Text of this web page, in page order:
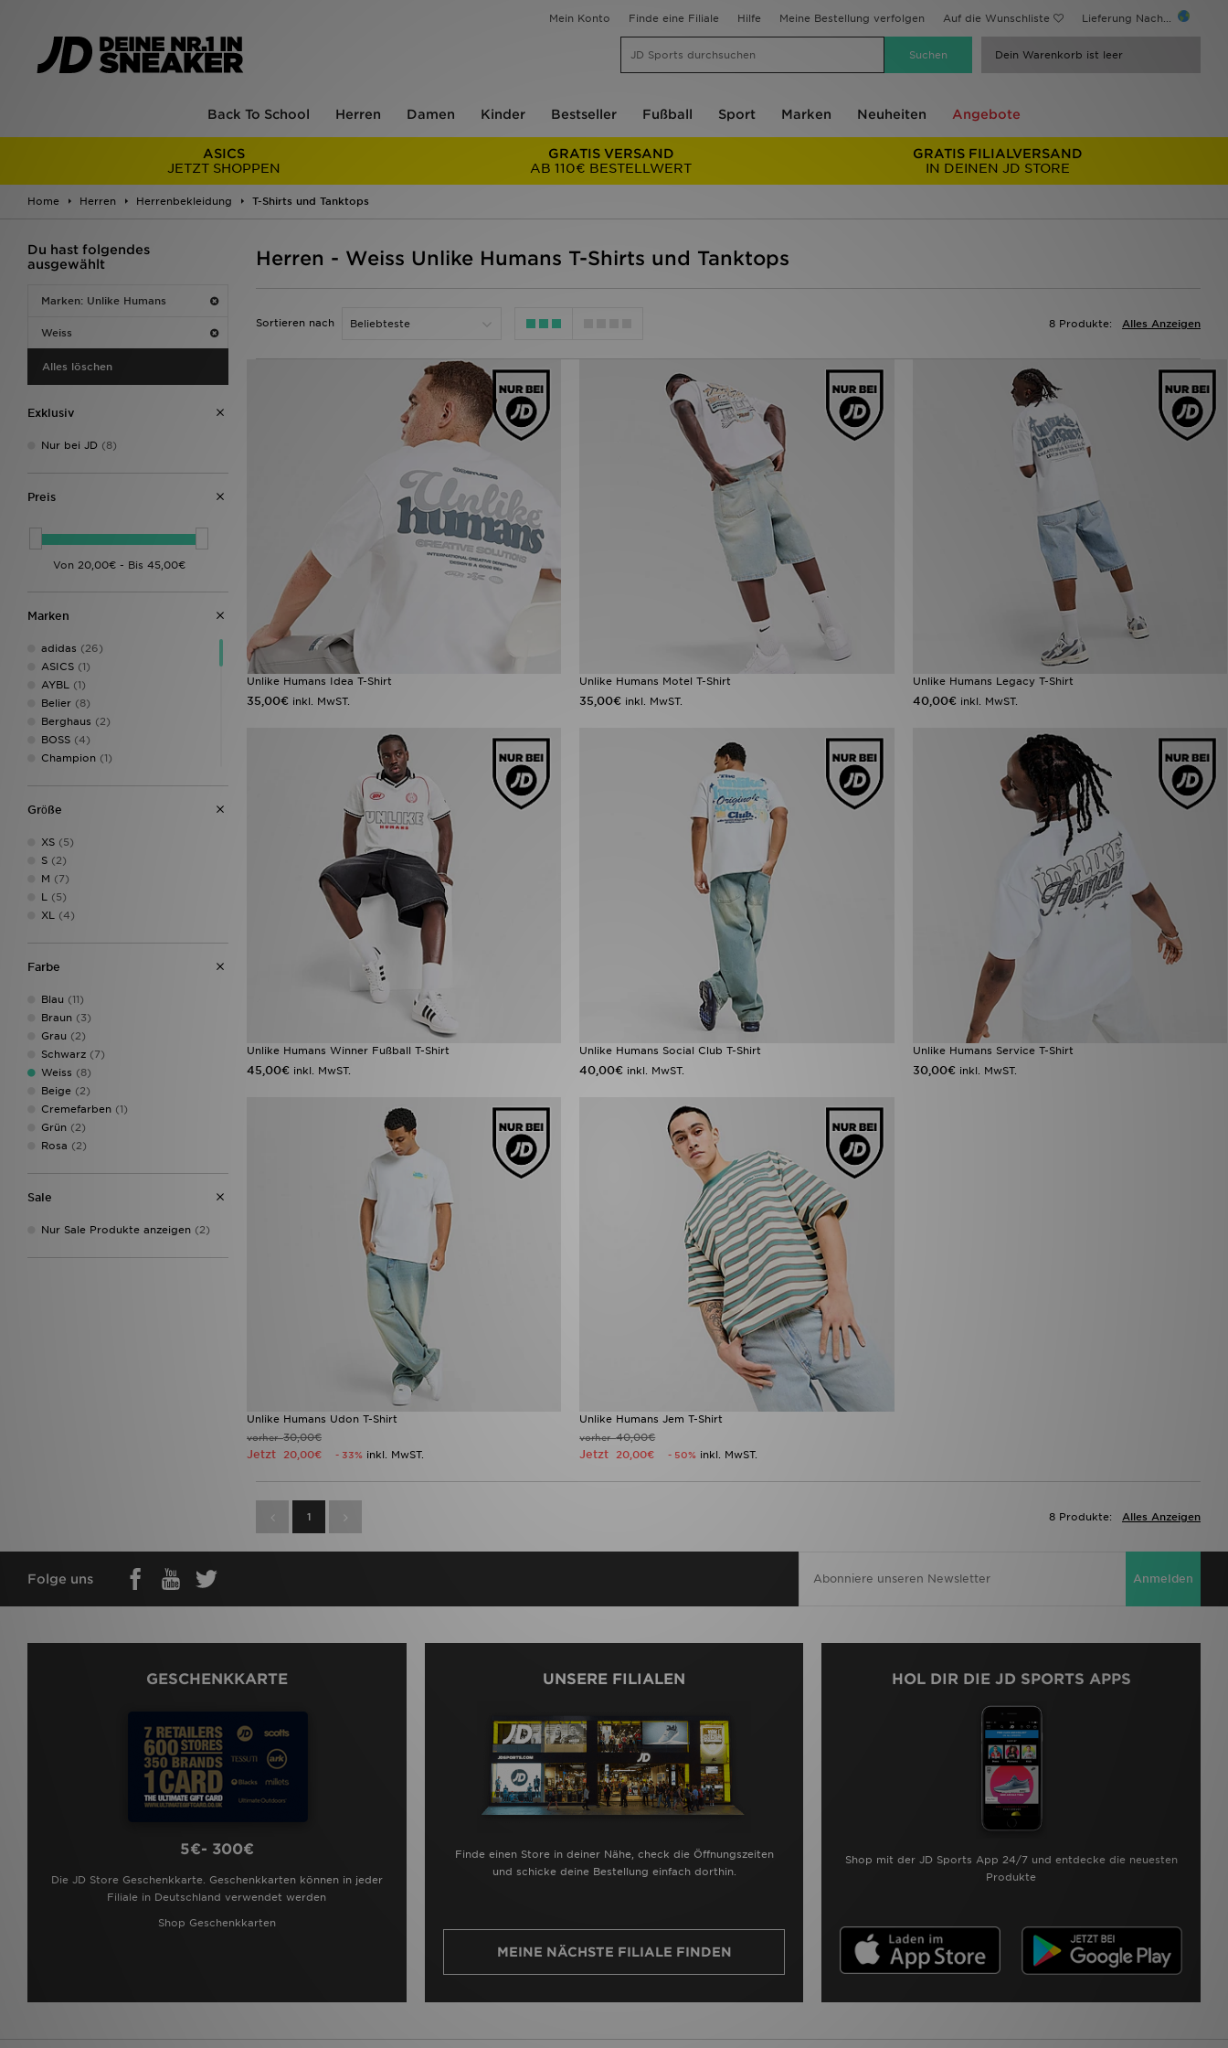
Mein Konto Finde eine Filiale Hilfe Meine Bestellung verfolgen Auf die Wunschliste Lieferung Nach...
Dein Warenkorb ist leer
Back To School Herren Damen Kinder Bestseller Fußball Sport Marken Neuheiten Angebote
ASICS
JETZT SHOPPEN
GRATIS VERSAND
AB 110€ BESTELLWERT
GRATIS FILIALVERSAND
IN DEINEN JD STORE
Home Herren Herrenbekleidung T-Shirts und Tanktops
Du hast folgendes
ausgewählt
Marken: Unlike Humans
Weiss
Alles löschen
Exklusiv
Nur bei JD (8)
Preis
Marken
adidas (26)
ASICS (1)
AYBL
(1)
Belier (8)
Berghaus (2)
BOSS (4)
Champion (1)
EA7 Emporio Armani
Hoodrich
Jordan
Lacoste
LEVI'S
Lorenzo
McKenzie(9)
New Balance
New Era(6)
Nike (34)
On Running(1)
PUMA (3)
Reebok(4)
Reprimo (1)
Salomon
Supply & Demand
The North Face(9)
Tommy Hilfiger
Umbro(1)
Grӧße
XS (5)
S (2)
M (7)
L
(5)
XL
(4)
Farbe
Blau (11)
Braun (3)
Grau (2)
Schwarz (7)
Weiss (8)
Beige (2)
Cremefarben (1)
Grün (2)
Rosa (2)
Sale
Nur Sale Produkte anzeigen (2)
Herren - Weiss Unlike Humans T-Shirts und Tanktops
Sortieren nach Alles Anzeigen
8 Produkte:
Unlike Humans Idea T-Shirt
35,00€ inkl. MwST.
Unlike Humans Motel T-Shirt
35,00€ inkl. MwST.
Unlike Humans Legacy T-Shirt
40,00€ inkl. MwST.
Unlike Humans Winner Fußball T-Shirt
45,00€ inkl. MwST.
Unlike Humans Social Club T-Shirt
40,00€ inkl. MwST.
Unlike Humans Service T-Shirt
30,00€ inkl. MwST.
Unlike Humans Udon T-Shirt
vorher30,00€
Jetzt 20,00€ - 33% inkl. MwST.
Unlike Humans Jem T-Shirt
vorher40,00€
Jetzt 20,00€ - 50% inkl. MwST.
1 Alles Anzeigen
8 Produkte:
Folge uns Anmelden
GESCHENKKARTE
5€- 300€
Die JD Store Geschenkkarte. Geschenkkarten können in jeder
Filiale in Deutschland verwendet werden
Shop Geschenkkarten
UNSERE FILIALEN
Finde einen Store in deiner Nähe, check die Öffnungszeiten
und schicke deine Bestellung einfach dorthin.
MEINE NÄCHSTE FILIALE FINDEN
HOL DIR DIE JD SPORTS APPS
Shop mit der JD Sports App 24/7 und entdecke die neuesten
Produkte